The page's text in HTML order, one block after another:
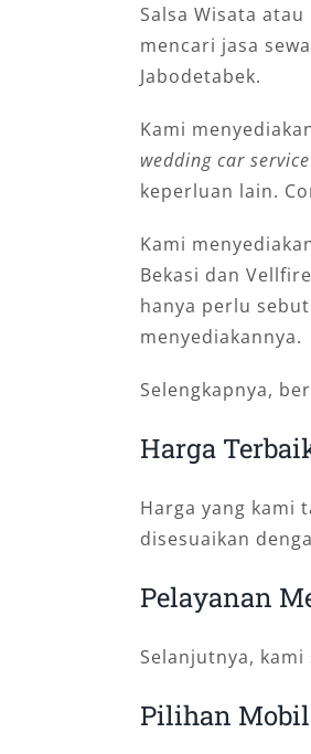
Salsa Wisata
mencari jasa
Jabodetabek.
Kami
wedding car service
keperluan lain.
Kami
Bekasi dan
hanya perlu
menyediakannya.
Selengkapnya,
Harga
Harga yang kami
disesuaikan
Pelayanan
Selanjutnya,
Pilihan